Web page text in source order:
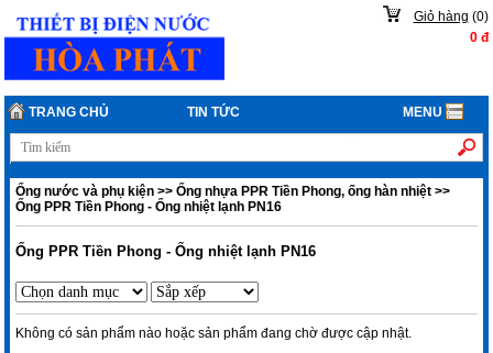
Giỏ hàng (0)
0đ
TRANG CHỦ TIN TỨC MENU
Ống nước và phụ kiện >>Ống nhựa PPR Tiền Phong, ống hàn nhiệt >>
Ống PPR Tiền Phong - Ống nhiệt lạnh PN16
Ống PPR Tiền Phong - Ống nhiệt lạnh PN16
Không có sản phẩm nào hoặc sản phẩm đang chờ được cập nhật.